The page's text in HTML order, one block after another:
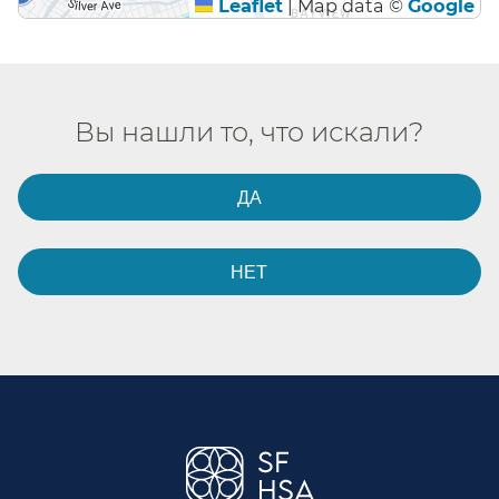
Leaflet |Map data © Google
Вы нашли то, что искали?​​
ДА​​
НЕТ​​